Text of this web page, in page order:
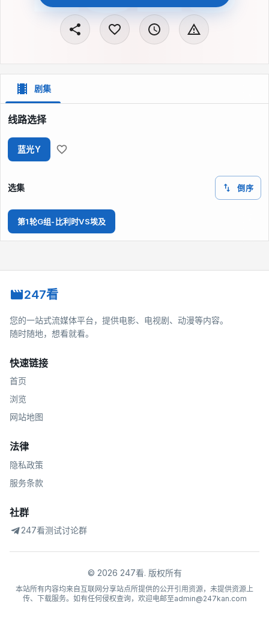
剧集
线路选择
蓝光Y
选集 倒序
第1轮G组-比利时VS埃及
247看
您的一站式流媒体平台，提供电影、电视剧、动漫等内容。
随时随地，想看就看。
快速链接
首页
浏览
网站地图
法律
隐私政策
服务条款
社群
247看测试讨论群
© 2026 247看. 版权所有
本站所有内容均来自互联网分享站点所提供的公开引用资源，未提供资源上
传、下载服务。如有任何侵权查询，欢迎电邮至admin@247kan.com